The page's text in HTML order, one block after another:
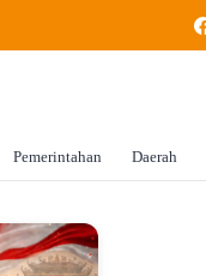
Pemerintahan Daerah